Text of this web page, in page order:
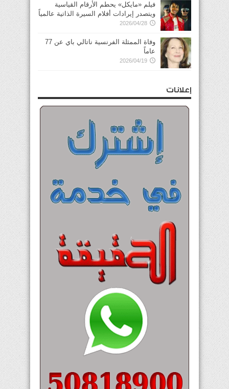
فيلم «مايكل» يحطم الأرقام القياسية
ويتصدر إيرادات أفلام السيرة الذاتية عالمياً
2026/04/28
وفاة الممثلة الفرنسية ناتالي باي عن 77
عاماً
2026/04/19
إعلانات